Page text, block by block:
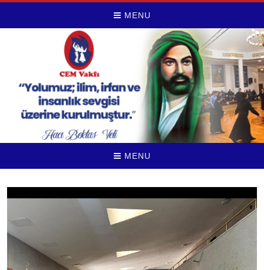
MENU
MENU